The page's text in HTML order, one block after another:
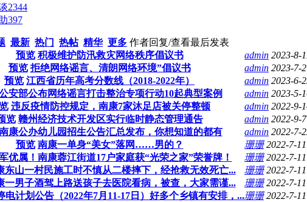
2344
397
最新 热门 热帖 精华 更多 作者回复/查看最后发表
预览 积极维护防汛救灾网络秩序倡议书 admin 2023-8-
预览 拒绝网络谣言、清朗网络环境”倡议书 admin 2023-7-
预览 江西省历年高考分数线（2018-2022年） admin 2023-6-
安部公布网络谣言打击整治专项行动10起典型案例 admin 2023-5-
违反疫情防控规定，南康7家沐足店被关停整顿 admin 2022-9-
览 赣州经济技术开发区实行临时静态管理通告 admin 2022-9-
康公办幼儿园招生公告汇总发布，你想知道的都有 admin 2022-7-
预览 南康一单身“美女”落网……男的？ 珊珊 2022-7-
优属！南康蓉江街道17户家庭获“光荣之家”荣誉牌！ 珊珊 2022-7-
东山一村民施工时不慎从二楼摔下，经抢救无效死亡... 珊珊 2022-7-
一男子酒驾上路送孩子去医院看病，被查，大家需谨... 珊珊 2022-7-
电计划公告（2022年7月11-17日）好多个乡镇有安排，...珊珊 2022-7-